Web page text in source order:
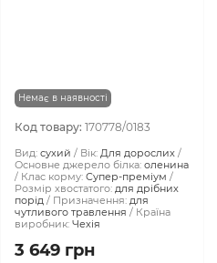
Немає в наявності
Код товару: 170778/0183
Вид: сухий Вік: Для дорослих
Основне джерело білка: оленина
Клас корму: Супер-преміум
Розмір хвостатого: для дрібних
порід
Призначення: для
чутливого травлення
Країна
виробник: Чехія
3 649 грн